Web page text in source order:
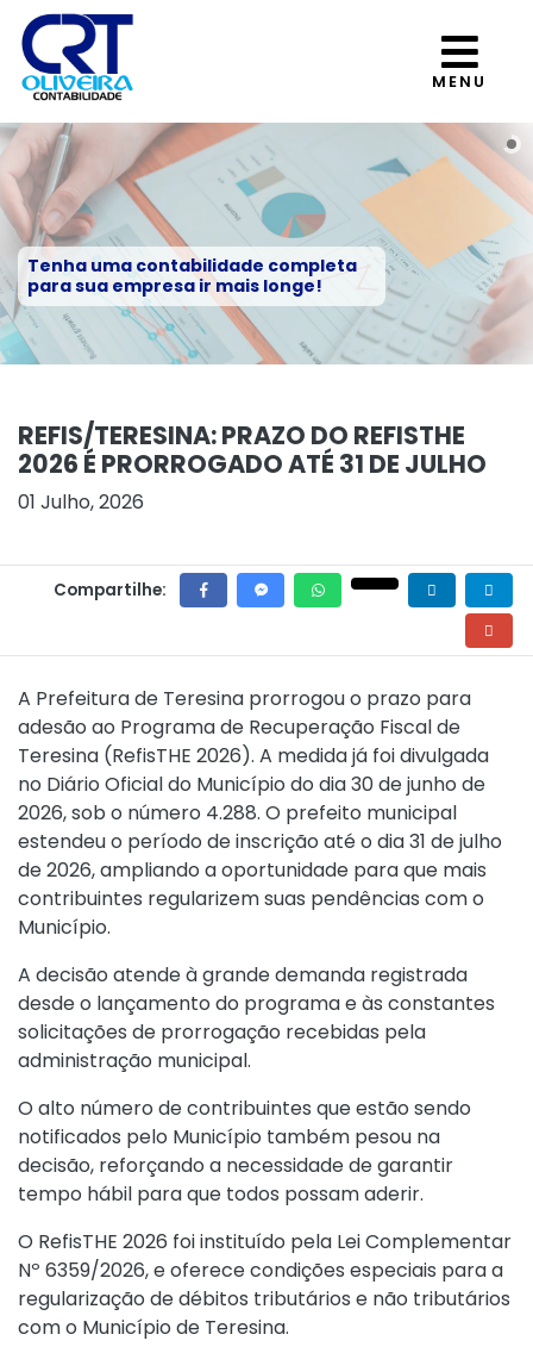
MENU
Tenha uma contabilidade completa
para sua empresa ir mais longe!
REFIS/TERESINA: PRAZO DO REFISTHE
2026 É PRORROGADO ATÉ 31 DE JULHO
01 Julho, 2026
Compartilhe:
A Prefeitura de Teresina prorrogou o prazo para
adesão ao Programa de Recuperação Fiscal de
Teresina (RefisTHE 2026). A medida já foi divulgada
no Diário Oficial do Município do dia 30 de junho de
2026, sob o número 4.288. O prefeito municipal
estendeu o período de inscrição até o dia 31 de julho
de 2026, ampliando a oportunidade para que mais
contribuintes regularizem suas pendências com o
Município.
A decisão atende à grande demanda registrada
desde o lançamento do programa e às constantes
solicitações de prorrogação recebidas pela
administração municipal.
O alto número de contribuintes que estão sendo
notificados pelo Município também pesou na
decisão, reforçando a necessidade de garantir
tempo hábil para que todos possam aderir.
O RefisTHE 2026 foi instituído pela Lei Complementar
Nº 6359/2026, e oferece condições especiais para a
regularização de débitos tributários e não tributários
com o Município de Teresina.